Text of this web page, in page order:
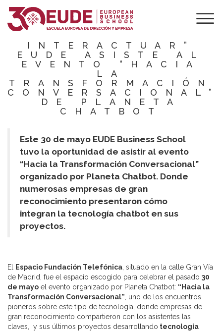
“LA VOZ ES EL
MECANISMO MÁS
INTERACTUAR”
EUDE ASISTE AL
EVENTO “HACIA
LA
TRANSFORMACIÓN
CONVERSACIONAL”
DE PLANETA
CHATBOT
Este 30 de mayo EUDE Business School
tuvo la oportunidad de asistir al evento
“Hacia la Transformación Conversacional”
organizado por Planeta Chatbot. Donde
numerosas empresas de gran
reconocimiento presentaron cómo
integran la tecnología chatbot en sus
proyectos.
El Espacio Fundación Telefónica , situado en la calle Gran Vía
de Madrid, fue el espacio escogido para celebrar el pasado 30
de mayo el evento organizado por Planeta Chatbot: “Hacia la
Transformación Conversacional” , uno de los encuentros
pioneros sobre este tipo de tecnología, donde empresas de
gran reconocimiento compartieron con los asistentes las
claves, y sus últimos proyectos desarrollando tecnología